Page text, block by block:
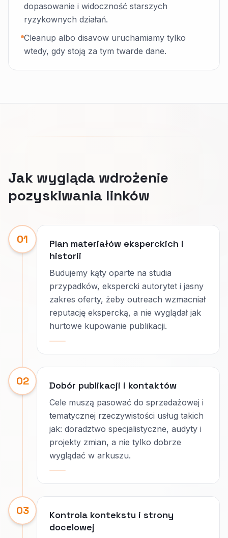
dopasowanie i widoczność starszych
ryzykownych działań.
Cleanup albo disavow uruchamiamy tylko
wtedy, gdy stoją za tym twarde dane.
Jak wygląda wdrożenie
pozyskiwania linków
01
Plan materiałów eksperckich i
historii
Budujemy kąty oparte na studia
przypadków, ekspercki autorytet i jasny
zakres oferty, żeby outreach wzmacniał
reputację ekspercką, a nie wyglądał jak
hurtowe kupowanie publikacji.
02 Dobór publikacji i kontaktów
Cele muszą pasować do sprzedażowej i
tematycznej rzeczywistości usług takich
jak: doradztwo specjalistyczne, audyty i
projekty zmian, a nie tylko dobrze
wyglądać w arkuszu.
03
Kontrola kontekstu i strony
docelowej